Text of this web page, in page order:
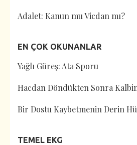
Adalet: Kanun mu Vicdan mı?
EN ÇOK OKUNANLAR
Yağlı Güreş: Ata Sporu
Hacdan Döndükten Sonra
Bir Dostu Kaybetmenin Derin
TEMEL EKG